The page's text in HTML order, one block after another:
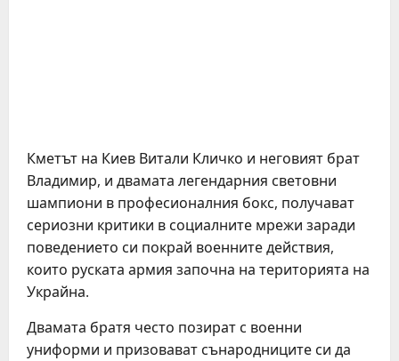
Кметът на Киев Витали Кличко и неговият брат
Владимир, и двамата легендарния световни
шампиони в професионалния бокс, получават
сериозни критики в социалните мрежи заради
поведението си покрай военните действия,
които руската армия започна на територията на
Украйна.
Двамата братя често позират с военни
униформи и призовават сънародниците си да